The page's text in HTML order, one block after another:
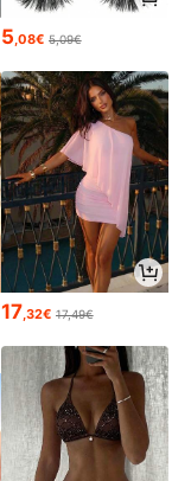
5,08€ 5,09€
17,32€ 17,49€